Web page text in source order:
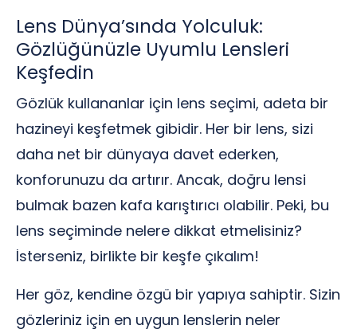
Lens Dünya’sında Yolculuk:
Gözlüğünüzle Uyumlu Lensleri
Keşfedin
Gözlük kullananlar için lens seçimi, adeta bir
hazineyi keşfetmek gibidir. Her bir lens, sizi
daha net bir dünyaya davet ederken,
konforunuzu da artırır. Ancak, doğru lensi
bulmak bazen kafa karıştırıcı olabilir. Peki, bu
lens seçiminde nelere dikkat etmelisiniz?
İsterseniz, birlikte bir keşfe çıkalım!
Her göz, kendine özgü bir yapıya sahiptir. Sizin
gözleriniz için en uygun lenslerin neler